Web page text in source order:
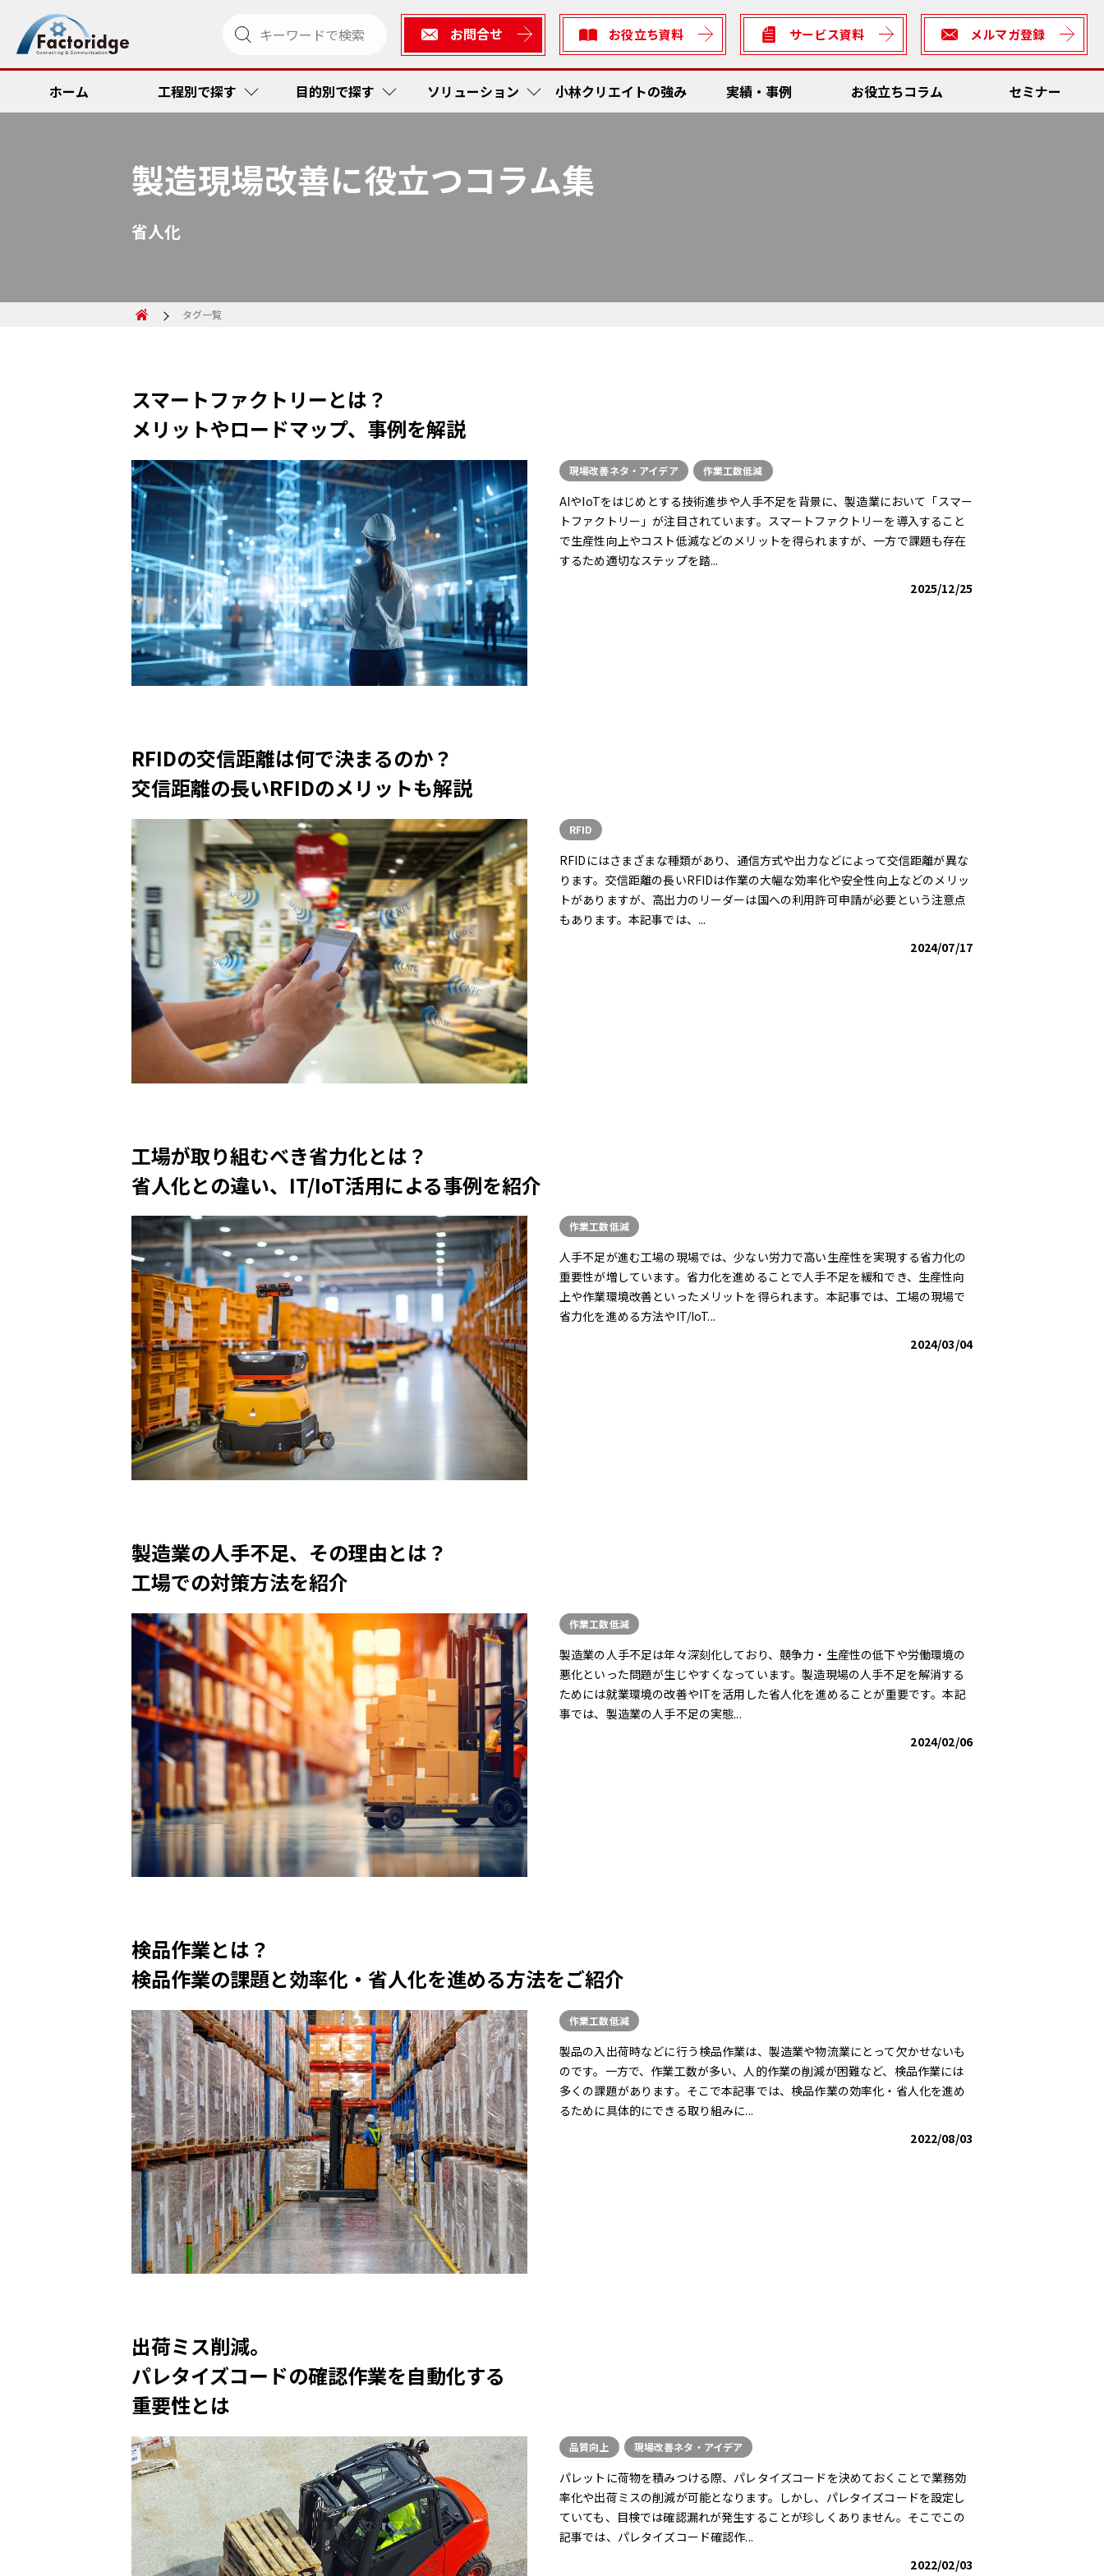
お問合せ お役立ち資料 サービス資料 メルマガ登録
ホーム 工程別で探す
調達・発注
目的別で探す
リードタイム短縮・社内在庫品低減
ソリューション
金型管理ソリューション
小林クリエイトの強み 実績・事例 お役立ちコラム
RFID
セミナー
製造現場改善に役立つコラム集
省人化
タグ一覧
スマートファクトリーとは？
メリットやロードマップ、事例を解説
現場改善ネタ・アイデア 作業工数低減
AIやIoTをはじめとする技術進歩や人手不足を背景に、製造業において「スマー
トファクトリー」が注目されています。スマートファクトリーを導入すること
で生産性向上やコスト低減などのメリットを得られますが、一方で課題も存在
するため適切なステップを踏...
2025/12/25
RFIDの交信距離は何で決まるのか？
交信距離の長いRFIDのメリットも解説
RFID
RFIDにはさまざまな種類があり、通信方式や出力などによって交信距離が異な
ります。交信距離の長いRFIDは作業の大幅な効率化や安全性向上などのメリッ
トがありますが、高出力のリーダーは国への利用許可申請が必要という注意点
もあります。本記事では、...
2024/07/17
工場が取り組むべき省力化とは？
省人化との違い、IT/IoT活用による事例を紹介
作業工数低減
人手不足が進む工場の現場では、少ない労力で高い生産性を実現する省力化の
重要性が増しています。省力化を進めることで人手不足を緩和でき、生産性向
上や作業環境改善といったメリットを得られます。本記事では、工場の現場で
省力化を進める方法やIT/IoT...
2024/03/04
製造業の人手不足、その理由とは？
工場での対策方法を紹介
作業工数低減
製造業の人手不足は年々深刻化しており、競争力・生産性の低下や労働環境の
悪化といった問題が生じやすくなっています。製造現場の人手不足を解消する
ためには就業環境の改善やITを活用した省人化を進めることが重要です。本記
事では、製造業の人手不足の実態...
2024/02/06
検品作業とは？
検品作業の課題と効率化・省人化を進める方法をご紹介
作業工数低減
製品の入出荷時などに行う検品作業は、製造業や物流業にとって欠かせないも
のです。一方で、作業工数が多い、人的作業の削減が困難など、検品作業には
多くの課題があります。そこで本記事では、検品作業の効率化・省人化を進め
るために具体的にできる取り組みに...
2022/08/03
出荷ミス削減。
パレタイズコードの確認作業を自動化する
重要性とは
品質向上 現場改善ネタ・アイデア
パレットに荷物を積みつける際、パレタイズコードを決めておくことで業務効
率化や出荷ミスの削減が可能となります。しかし、パレタイズコードを設定し
ていても、目検では確認漏れが発生することが珍しくありません。そこでこの
記事では、パレタイズコード確認作...
2022/02/03